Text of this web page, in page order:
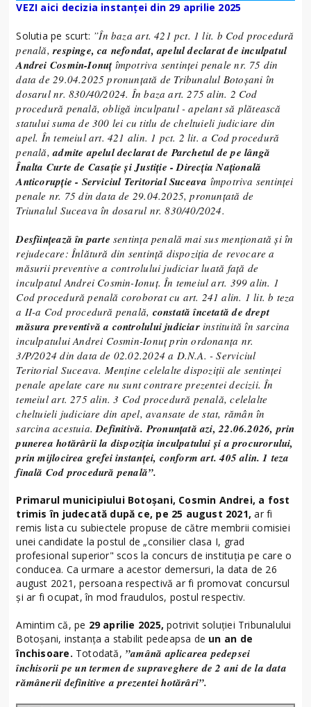
VEZI aici decizia instanței din 29 aprilie 2025
Solutia pe scurt: ”În baza art. 421 pct. 1 lit. b Cod procedură
penală,respinge, ca nefondat, apelul declarat de inculpatul
Andrei Cosmin-Ionuțîmpotriva sentinței penale nr. 75 din
data de 29.04.2025 pronunțată de Tribunalul Botoșani în
dosarul nr. 830/40/2024. În baza art. 275 alin. 2 Cod
procedură penală, obligă inculpatul - apelant să plătească
statului suma de 300 lei cu titlu de cheltuieli judiciare din
apel. În temeiul art. 421 alin. 1 pct. 2 lit. a Cod procedură
penală,admite apelul declarat de Parchetul de pe lângă
Înalta Curte de Casație și Justiție - Direcţia Naţională
Anticorupţie - Serviciul Teritorial Suceava împotriva sentinţei
penale nr. 75 din data de 29.04.2025, pronunţată de
Triunalul Suceava în dosarul nr. 830/40/2024.
Desființează în parte sentința penală mai sus menționată și în
rejudecare: Înlătură din sentință dispoziția de revocare a
măsurii preventive a controlului judiciar luată față de
inculpatul Andrei Cosmin-Ionuț. În temeiul art. 399 alin. 1
Cod procedură penală coroborat cu art. 241 alin. 1 lit. b teza
a II-a Cod procedură penală, constată încetată de drept
măsura preventivă a controlului judiciarinstituită în sarcina
inculpatului Andrei Cosmin-Ionuț prin ordonanța nr.
3/P/2024 din data de 02.02.2024 a D.N.A. - Serviciul
Teritorial Suceava. Menține celelalte dispoziții ale sentinței
penale apelate care nu sunt contrare prezentei decizii. În
temeiul art. 275 alin. 3 Cod procedură penală, celelalte
cheltuieli judiciare din apel, avansate de stat, rămân în
sarcina acestuia.Definitivă. Pronunţată azi, 22.06.2026, prin
punerea hotărârii la dispoziţia inculpatului şi a procurorului,
prin mijlocirea grefei instanţei, conform art. 405 alin. 1 teza
finală Cod procedură penală”.
Primarul municipiului Botoșani, Cosmin Andrei, a fost
trimis în judecată după ce, pe 25 august 2021, ar fi
remis lista cu subiectele propuse de către membrii comisiei
unei candidate la postul de „consilier clasa I, grad
profesional superior" scos la concurs de instituţia pe care o
conducea. Ca urmare a acestor demersuri, la data de 26
august 2021, persoana respectivă ar fi promovat concursul
şi ar fi ocupat, în mod fraudulos, postul respectiv.
Amintim că, pe 29 aprilie 2025,potrivit soluției Tribunalului
Botoșani, instanța a stabilit pedeapsa de un an de
închisoare. Totodată, ”amână aplicarea pedepsei
închisorii pe un termen de supraveghere de 2 ani de la data
rămânerii definitive a prezentei hotărâri”.